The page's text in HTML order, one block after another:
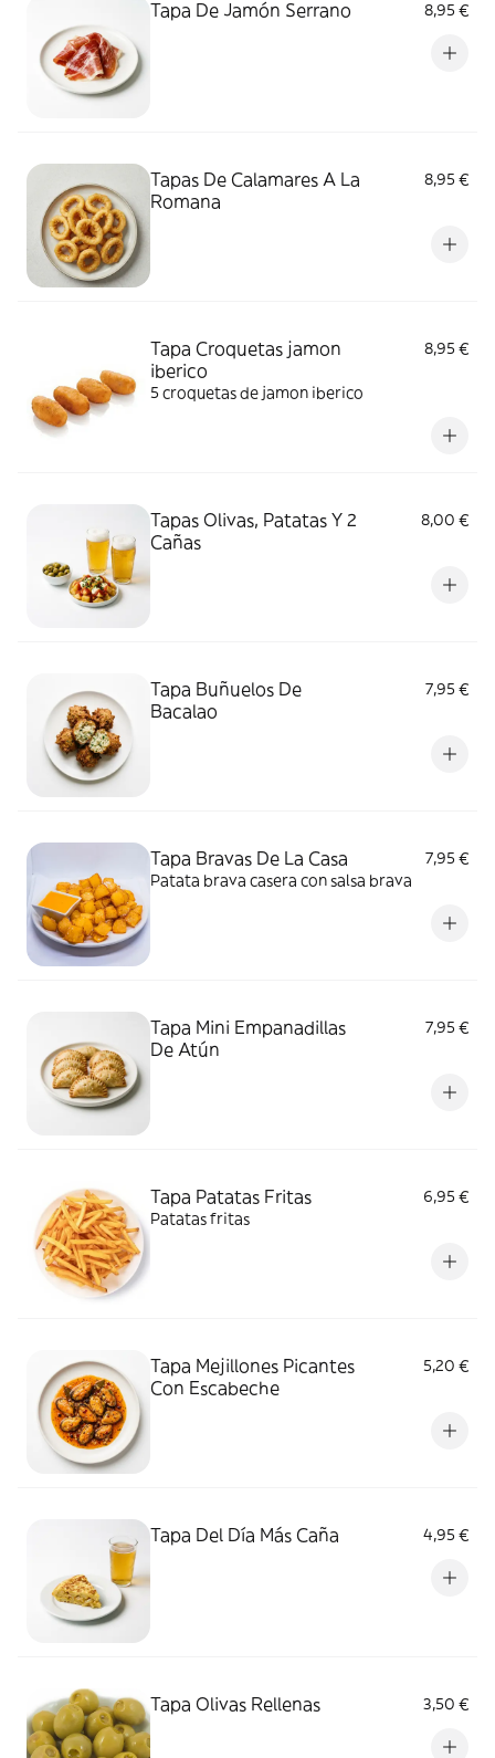
Tapa De Jamón Serrano 8,95 €
Tapas De Calamares A La
Romana
8,95 €
Tapa Croquetas jamon
iberico
8,95 €
5 croquetas de jamon iberico
Tapas Olivas, Patatas Y 2
Cañas
8,00 €
Tapa Buñuelos De
Bacalao
7,95 €
Tapa Bravas De La Casa
7,95 €
Patata brava casera con salsa brava
Tapa Mini Empanadillas
De Atún
7,95 €
Tapa Patatas Fritas
6,95 €
Patatas fritas
Tapa Mejillones Picantes
Con Escabeche
5,20 €
Tapa Del Día Más Caña 4,95 €
Tapa Olivas Rellenas 3,50 €